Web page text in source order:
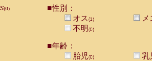
chrysogaster
(0)
■性別：
オス(1) メ
不明(0)
■年齢：
胎児(0) 乳